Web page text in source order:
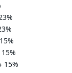
15%